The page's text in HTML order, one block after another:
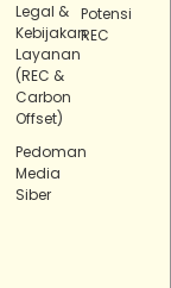
Legal &
Kebijakan
Layanan
(REC &
Carbon
Offset)
Pedoman
Media
Siber
Potensi
REC